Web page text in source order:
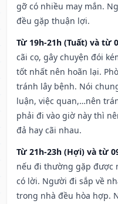
gỡ có nhiều may mắn.
đều gặp thuận lợi.
Từ 19h-21h (Tuất) và từ
cãi cọ, gây chuyện đói
tốt nhất nên hoãn lại.
tránh lây bệnh. Nói
luận, việc quan,…nên
phải đi vào giờ này thì
đả hay cãi nhau.
Từ 21h-23h (Hợi) và từ
nếu đi thường gặp được
có lời. Người đi sắp về
trong nhà đều hòa hợp.